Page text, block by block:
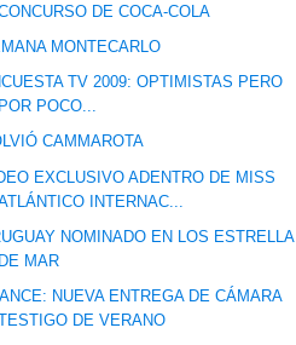
DE COCA-COLA
MONTECARLO
TV 2009: OPTIMISTAS PERO
POCO...
CAMMAROTA
EXCLUSIVO ADENTRO DE MISS
INTERNAC...
NOMINADO EN LOS ESTRELLA
MAR
NUEVA ENTREGA DE CÁMARA
DE VERANO